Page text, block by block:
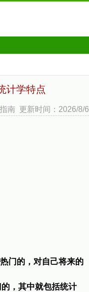
计学特点
南 更新时间：2026/8/6
门的，对自己将来的
，其中就包括统计